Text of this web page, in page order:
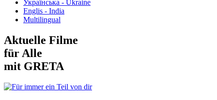
Українська - Ukraine
Englis - India
Multilingual
Aktuelle Filme
für Alle
mit GRETA